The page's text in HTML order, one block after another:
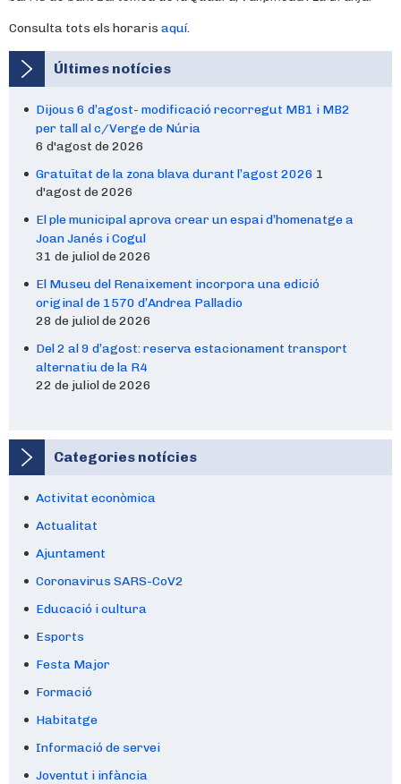
Consulta tots els horaris aquí.
Últimes notícies
Dijous 6 d’agost- modificació recorregut MB1 i MB2
per tall al c/Verge de Núria
6 d'agost de 2026
Gratuïtat de la zona blava durant l’agost 2026 1
d'agost de 2026
El ple municipal aprova crear un espai d’homenatge a
Joan Janés i Cogul
31 de juliol de 2026
El Museu del Renaixement incorpora una edició
original de 1570 d’Andrea Palladio
28 de juliol de 2026
Del 2 al 9 d’agost: reserva estacionament transport
alternatiu de la R4
22 de juliol de 2026
Categories notícies
Activitat econòmica
Actualitat
Ajuntament
Coronavirus SARS-CoV2
Educació i cultura
Esports
Festa Major
Formació
Habitatge
Informació de servei
Joventut i infància